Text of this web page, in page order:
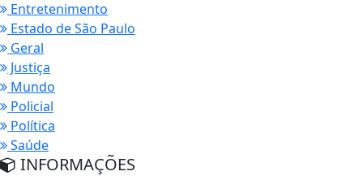
Entretenimento
Estado de São Paulo
Geral
Justiça
Mundo
Policial
Política
Saúde
INFORMAÇÕES